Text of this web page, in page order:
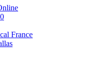
France